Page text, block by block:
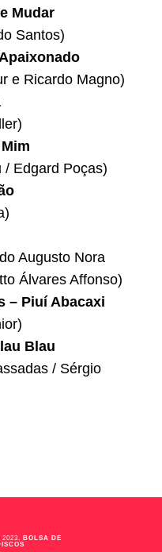
Mudar
Santos)
e Ricardo Magno)
/ Edgard Poças)
Augusto Nora
Álvares Affonso)
– Piuí Abacaxi
Blau
/ Sérgio
BOLSA DE